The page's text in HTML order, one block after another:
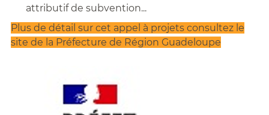
attributif de subvention...
Plus de détail sur cet appel à projets consultez le
site de la Préfecture de Région Guadeloupe